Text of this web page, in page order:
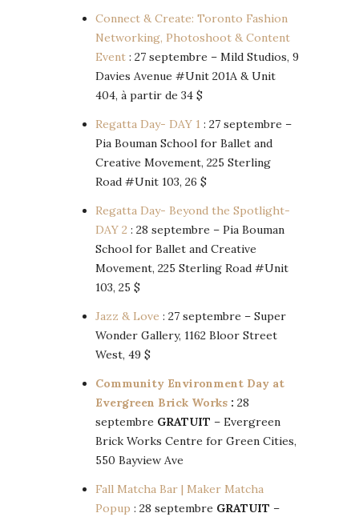
Connect & Create: Toronto Fashion
Networking, Photoshoot & Content
Event : 27 septembre – Mild Studios, 9
Davies Avenue #Unit 201A & Unit
404, à partir de 34 $
Regatta Day- DAY 1 : 27 septembre –
Pia Bouman School for Ballet and
Creative Movement, 225 Sterling
Road #Unit 103, 26 $
Regatta Day- Beyond the Spotlight-
DAY 2 : 28 septembre – Pia Bouman
School for Ballet and Creative
Movement, 225 Sterling Road #Unit
103, 25 $
Jazz & Love : 27 septembre – Super
Wonder Gallery, 1162 Bloor Street
West, 49 $
Community Environment Day at
Evergreen Brick Works : 28
septembre GRATUIT – Evergreen
Brick Works Centre for Green Cities,
550 Bayview Ave
Fall Matcha Bar | Maker Matcha
Popup : 28 septembre GRATUIT –